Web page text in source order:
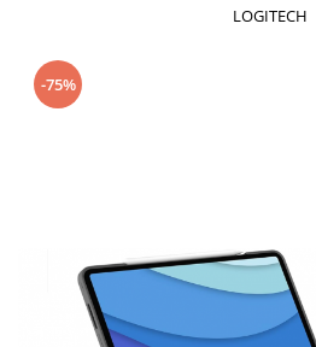
Intretinere & Cosmetica auto
Reparatii si echipamente auto
Trotinete electrice
Decoratiuni
Gradinarit
Hobby-uri creative
LOGITECH
-75%